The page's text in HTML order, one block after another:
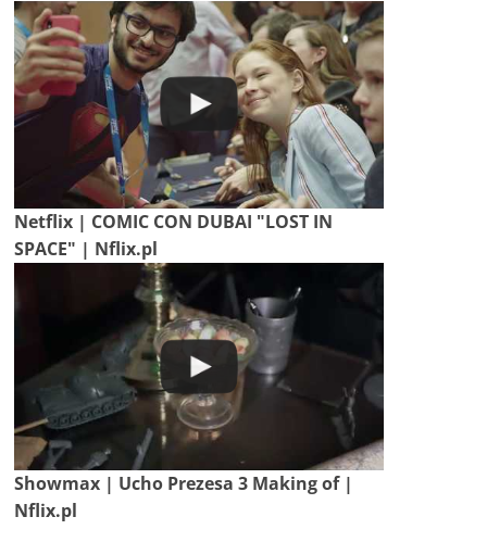
Netflix | COMIC CON DUBAI "LOST IN
SPACE" | Nflix.pl
Showmax | Ucho Prezesa 3 Making of |
Nflix.pl